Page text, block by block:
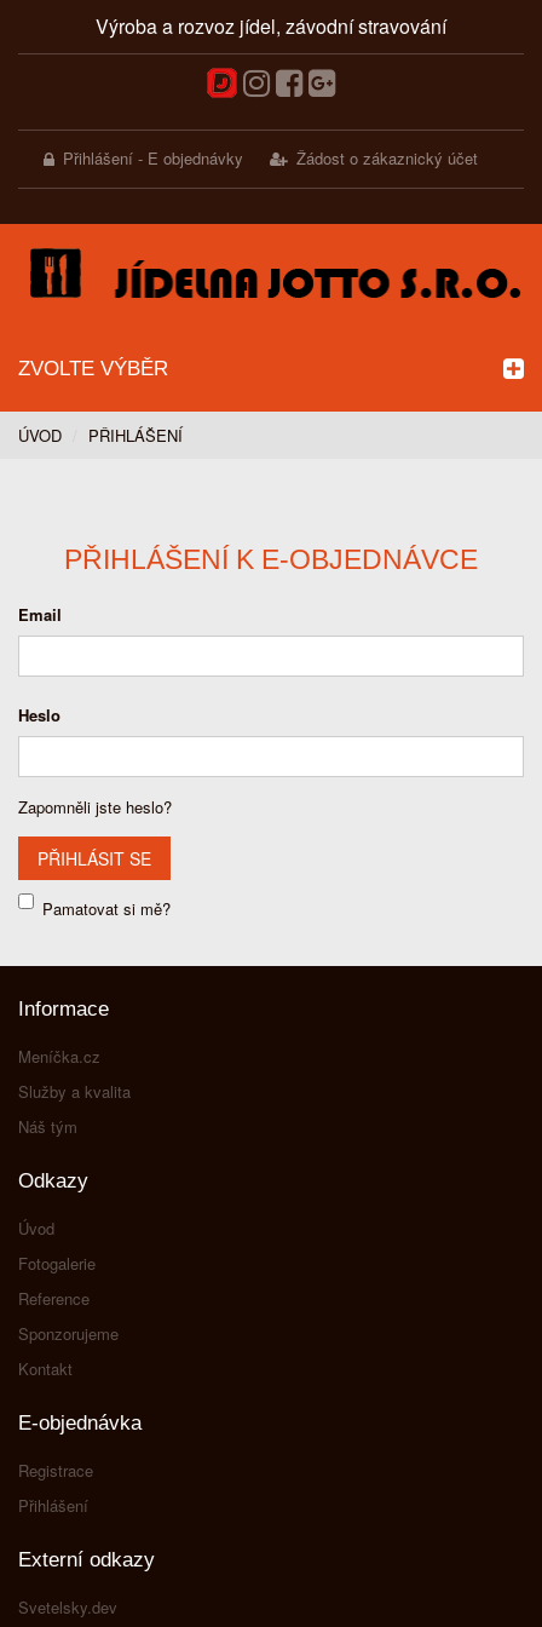
Výroba a rozvoz jídel, závodní stravování
Přihlášení - E objednávky Žádost o zákaznický účet
ZVOLTE VÝBĚR
ÚVOD PŘIHLÁŠENÍ
PŘIHLÁŠENÍ K E-OBJEDNÁVCE
Email
Heslo
Zapomněli jste heslo?
Pamatovat si mě?
Informace
Meníčka.cz
Služby a kvalita
Náš tým
Odkazy
Úvod
Fotogalerie
Reference
Sponzorujeme
Kontakt
E-objednávka
Registrace
Přihlášení
Externí odkazy
Svetelsky.dev